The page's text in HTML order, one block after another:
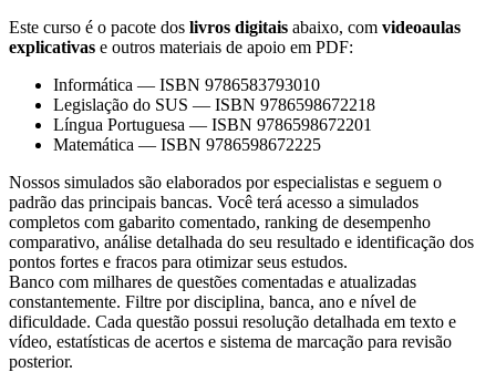
Este curso é o pacote dos livros digitais abaixo, com videoaulas
explicativas e outros materiais de apoio em PDF:
Informática — ISBN 9786583793010
Legislação do SUS — ISBN 9786598672218
Língua Portuguesa — ISBN 9786598672201
Matemática — ISBN 9786598672225
Nossos simulados são elaborados por especialistas e seguem o
padrão das principais bancas. Você terá acesso a simulados
completos com gabarito comentado, ranking de desempenho
comparativo, análise detalhada do seu resultado e identificação dos
pontos fortes e fracos para otimizar seus estudos.
Banco com milhares de questões comentadas e atualizadas
constantemente. Filtre por disciplina, banca, ano e nível de
dificuldade. Cada questão possui resolução detalhada em texto e
vídeo, estatísticas de acertos e sistema de marcação para revisão
posterior.